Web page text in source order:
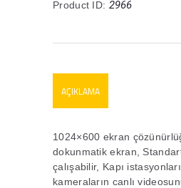
Product ID: 2966
AÇIKLAMA
1024×600 ekran
dokunmatik ekran,
çalışabilir, Kapı
kameraların canlı